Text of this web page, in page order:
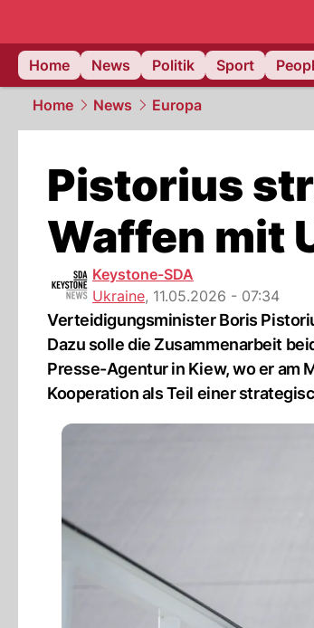
Home
News Politik Sport
Home News Europa
Pistorius
Waffen mit
Keystone-SDA
Ukraine, 11.05.2026 - 07:34
Verteidigungsminister Boris
Dazu solle die Zusammenarbeit
Presse-Agentur in Kiew, wo er am
Kooperation als Teil einer